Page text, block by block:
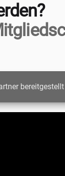
bereitgestellt